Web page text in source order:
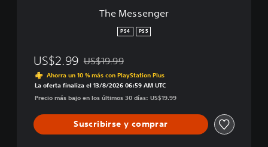
The Messenger
PS4 PS5
US$2.99 Rebajado del precio original de US$19.99
US$19.99
Ahorra un 10 % más con PlayStation Plus
La oferta finaliza el 13/8/2026 06:59 AM UTC
Precio más bajo en los últimos 30 días: US$19.99
Suscribirse y comprar